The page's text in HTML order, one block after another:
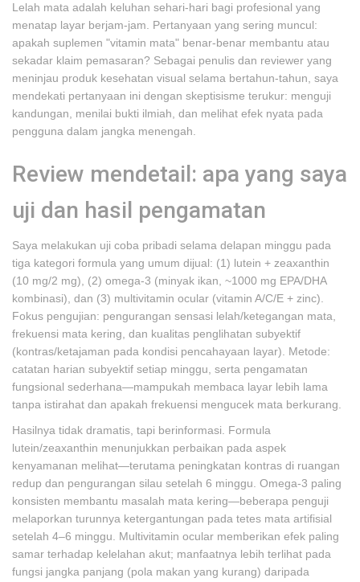
Lelah mata adalah keluhan sehari-hari bagi profesional yang
menatap layar berjam-jam. Pertanyaan yang sering muncul:
apakah suplemen "vitamin mata" benar-benar membantu atau
sekadar klaim pemasaran? Sebagai penulis dan reviewer yang
meninjau produk kesehatan visual selama bertahun-tahun, saya
mendekati pertanyaan ini dengan skeptisisme terukur: menguji
kandungan, menilai bukti ilmiah, dan melihat efek nyata pada
pengguna dalam jangka menengah.
Review mendetail: apa yang saya
uji dan hasil pengamatan
Saya melakukan uji coba pribadi selama delapan minggu pada
tiga kategori formula yang umum dijual: (1) lutein + zeaxanthin
(10 mg/2 mg), (2) omega-3 (minyak ikan, ~1000 mg EPA/DHA
kombinasi), dan (3) multivitamin ocular (vitamin A/C/E + zinc).
Fokus pengujian: pengurangan sensasi lelah/ketegangan mata,
frekuensi mata kering, dan kualitas penglihatan subyektif
(kontras/ketajaman pada kondisi pencahayaan layar). Metode:
catatan harian subyektif setiap minggu, serta pengamatan
fungsional sederhana—mampukah membaca layar lebih lama
tanpa istirahat dan apakah frekuensi mengucek mata berkurang.
Hasilnya tidak dramatis, tapi berinformasi. Formula
lutein/zeaxanthin menunjukkan perbaikan pada aspek
kenyamanan melihat—terutama peningkatan kontras di ruangan
redup dan pengurangan silau setelah 6 minggu. Omega-3 paling
konsisten membantu masalah mata kering—beberapa penguji
melaporkan turunnya ketergantungan pada tetes mata artifisial
setelah 4–6 minggu. Multivitamin ocular memberikan efek paling
samar terhadap kelelahan akut; manfaatnya lebih terlihat pada
fungsi jangka panjang (pola makan yang kurang) daripada